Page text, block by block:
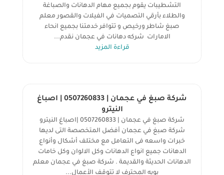
التشطيبات يقوم بجميع مهام الدهانات والصباغة
والطلاء بأرقي التصميات في الفيلات والقصور معلم
صبغ شاطر ورخيص و تتوافر خدمتنا بجميع انحاء
الامارات شركه دهانات في عجمان نقدم...
قراءة المزيد
شركة صبغ في عجمان | 0507260833 | اصباغ
النيترو
شركة صبغ في عجمان | 0507260833 |اصباغ النيترو
شركة صبغ في عجمان أفضل المتخصصة التى لديها
خبرات واسعه فى التعامل مع مختلف أشكال وأنواع
الدهانات جميع انواع الدهانات وكل الالوان وكل خامات
الدهانات الحديثة والقديمة . شركة صبغ في عجمان معلم
بويه المحترف لا تتوقف الأعمال...